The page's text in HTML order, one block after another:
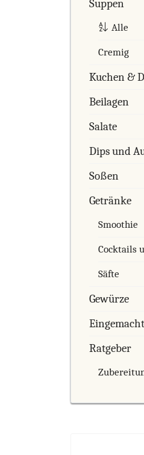
Suppen
Alle
Cremig
Kuchen &
Beilagen
Salate
Dips und
Soßen
Getränke
Smoothie
Cocktails
Säfte
Gewürze
Ratgeber